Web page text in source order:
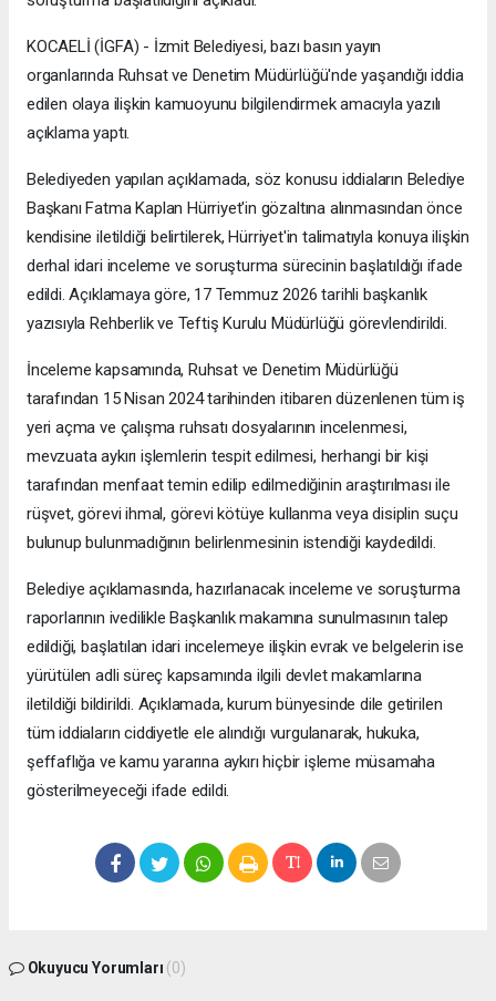
KOCAELİ (İGFA) - İzmit Belediyesi, bazı basın yayın
organlarında Ruhsat ve Denetim Müdürlüğü'nde yaşandığı iddia
edilen olaya ilişkin kamuoyunu bilgilendirmek amacıyla yazılı
açıklama yaptı.
Belediyeden yapılan açıklamada, söz konusu iddiaların Belediye
Başkanı Fatma Kaplan Hürriyet'in gözaltına alınmasından önce
kendisine iletildiği belirtilerek, Hürriyet'in talimatıyla konuya ilişkin
derhal idari inceleme ve soruşturma sürecinin başlatıldığı ifade
edildi. Açıklamaya göre, 17 Temmuz 2026 tarihli başkanlık
yazısıyla Rehberlik ve Teftiş Kurulu Müdürlüğü görevlendirildi.
İnceleme kapsamında, Ruhsat ve Denetim Müdürlüğü
tarafından 15 Nisan 2024 tarihinden itibaren düzenlenen tüm iş
yeri açma ve çalışma ruhsatı dosyalarının incelenmesi,
mevzuata aykırı işlemlerin tespit edilmesi, herhangi bir kişi
tarafından menfaat temin edilip edilmediğinin araştırılması ile
rüşvet, görevi ihmal, görevi kötüye kullanma veya disiplin suçu
bulunup bulunmadığının belirlenmesinin istendiği kaydedildi.
Belediye açıklamasında, hazırlanacak inceleme ve soruşturma
raporlarının ivedilikle Başkanlık makamına sunulmasının talep
edildiği, başlatılan idari incelemeye ilişkin evrak ve belgelerin ise
yürütülen adli süreç kapsamında ilgili devlet makamlarına
iletildiği bildirildi. Açıklamada, kurum bünyesinde dile getirilen
tüm iddiaların ciddiyetle ele alındığı vurgulanarak, hukuka,
şeffaflığa ve kamu yararına aykırı hiçbir işleme müsamaha
gösterilmeyeceği ifade edildi.
Okuyucu Yorumları (0)